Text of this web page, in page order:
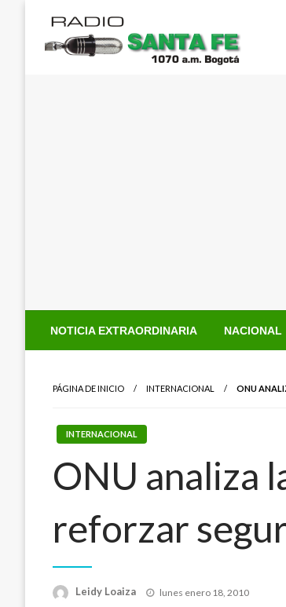
contenido
NOTICIA EXTRAORDINARIA NACIONAL
PÁGINA DE INICIO INTERNACIONAL ONU
INTERNACIONAL
ONU analiza
reforzar
Leidy Loaiza
Publicado
lunes enero 18, 2010